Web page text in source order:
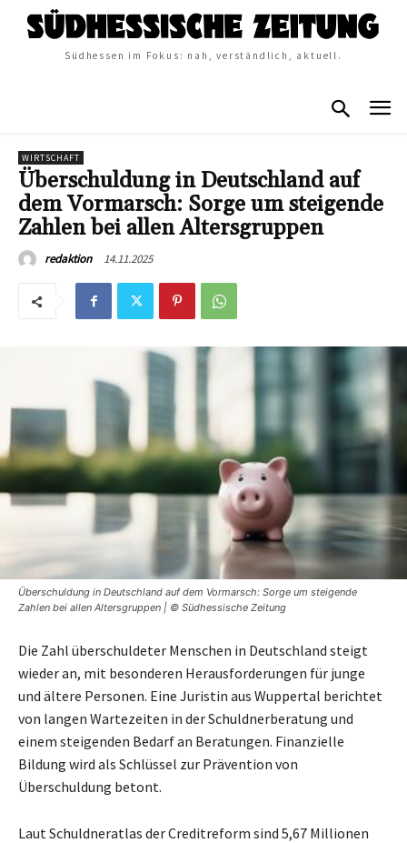
Südhessen im Fokus: nah, verständlich, aktuell.
WIRTSCHAFT
Überschuldung in Deutschland auf
dem Vormarsch: Sorge um steigende
Zahlen bei allen Altersgruppen
redaktion 14.11.2025
Überschuldung in Deutschland auf dem Vormarsch: Sorge um steigende
Zahlen bei allen Altersgruppen | © Südhessische Zeitung
Die Zahl überschuldeter Menschen in Deutschland steigt
wieder an, mit besonderen Herausforderungen für junge
und ältere Personen. Eine Juristin aus Wuppertal berichtet
von langen Wartezeiten in der Schuldnerberatung und
einem steigenden Bedarf an Beratungen. Finanzielle
Bildung wird als Schlüssel zur Prävention von
Überschuldung betont.
Laut Schuldneratlas der Creditreform sind 5,67 Millionen